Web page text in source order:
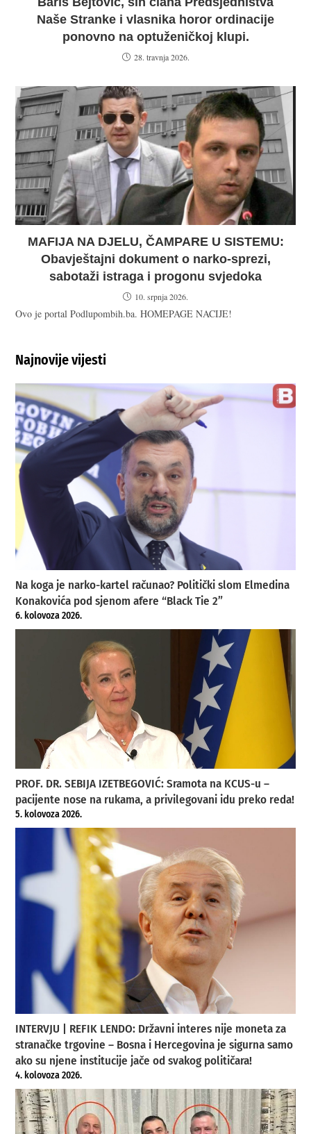
Naše Stranke i vlasnika horor ordinacije
ponovno na optuženičkoj klupi.
28. travnja 2026.
MAFIJA NA DJELU, ČAMPARE U SISTEMU:
Obavještajni dokument o narko-sprezi,
sabotaži istraga i progonu svjedoka
10. srpnja 2026.
Ovo je portal Podlupombih.ba. HOMEPAGE NACIJE!
Najnovije vijesti
Na koga je narko-kartel računao? Politički slom Elmedina
Konakovića pod sjenom afere “Black Tie 2”
6. kolovoza 2026.
PROF. DR. SEBIJA IZETBEGOVIĆ: Sramota na KCUS-u –
pacijente nose na rukama, a privilegovani idu preko reda!
5. kolovoza 2026.
INTERVJU | REFIK LENDO: Državni interes nije moneta za
stranačke trgovine – Bosna i Hercegovina je sigurna samo
ako su njene institucije jače od svakog političara!
4. kolovoza 2026.